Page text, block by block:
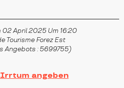
02 April 2025 Um 16:20
Tourisme Forez Est
Angebots : 5699755)
Irrtum angeben